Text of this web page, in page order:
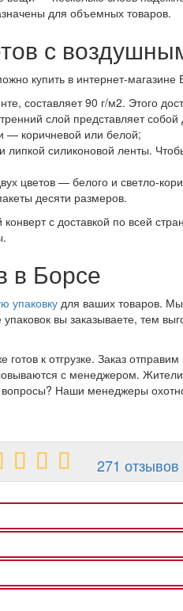
для объемных товаров.
с
купить в интернет-
составляет 90 г/м2. Этого
слой представляет
— коричневой или белой;
силиконовой ленты.
цветов — белого и светло-
десяти размеров.
с доставкой по всей
в Борсе
упаковку для ваших товаров.
вы заказываете, тем
к отгрузке. Заказ
с менеджером. Жители
Наши менеджеры
271